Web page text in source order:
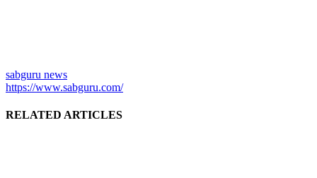
sabguru news
https://www.sabguru.com/
RELATED ARTICLES